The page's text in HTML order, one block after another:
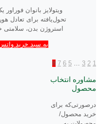
ویتولایز بانوان
تحول‌یافته برای تعادل
استروژن بدن، سلامتی
به سبد خرید
1
2
3
…
5
6
7
8
مشاوره انتخاب
محصول
درصورتی‌که برای
خرید محصول/